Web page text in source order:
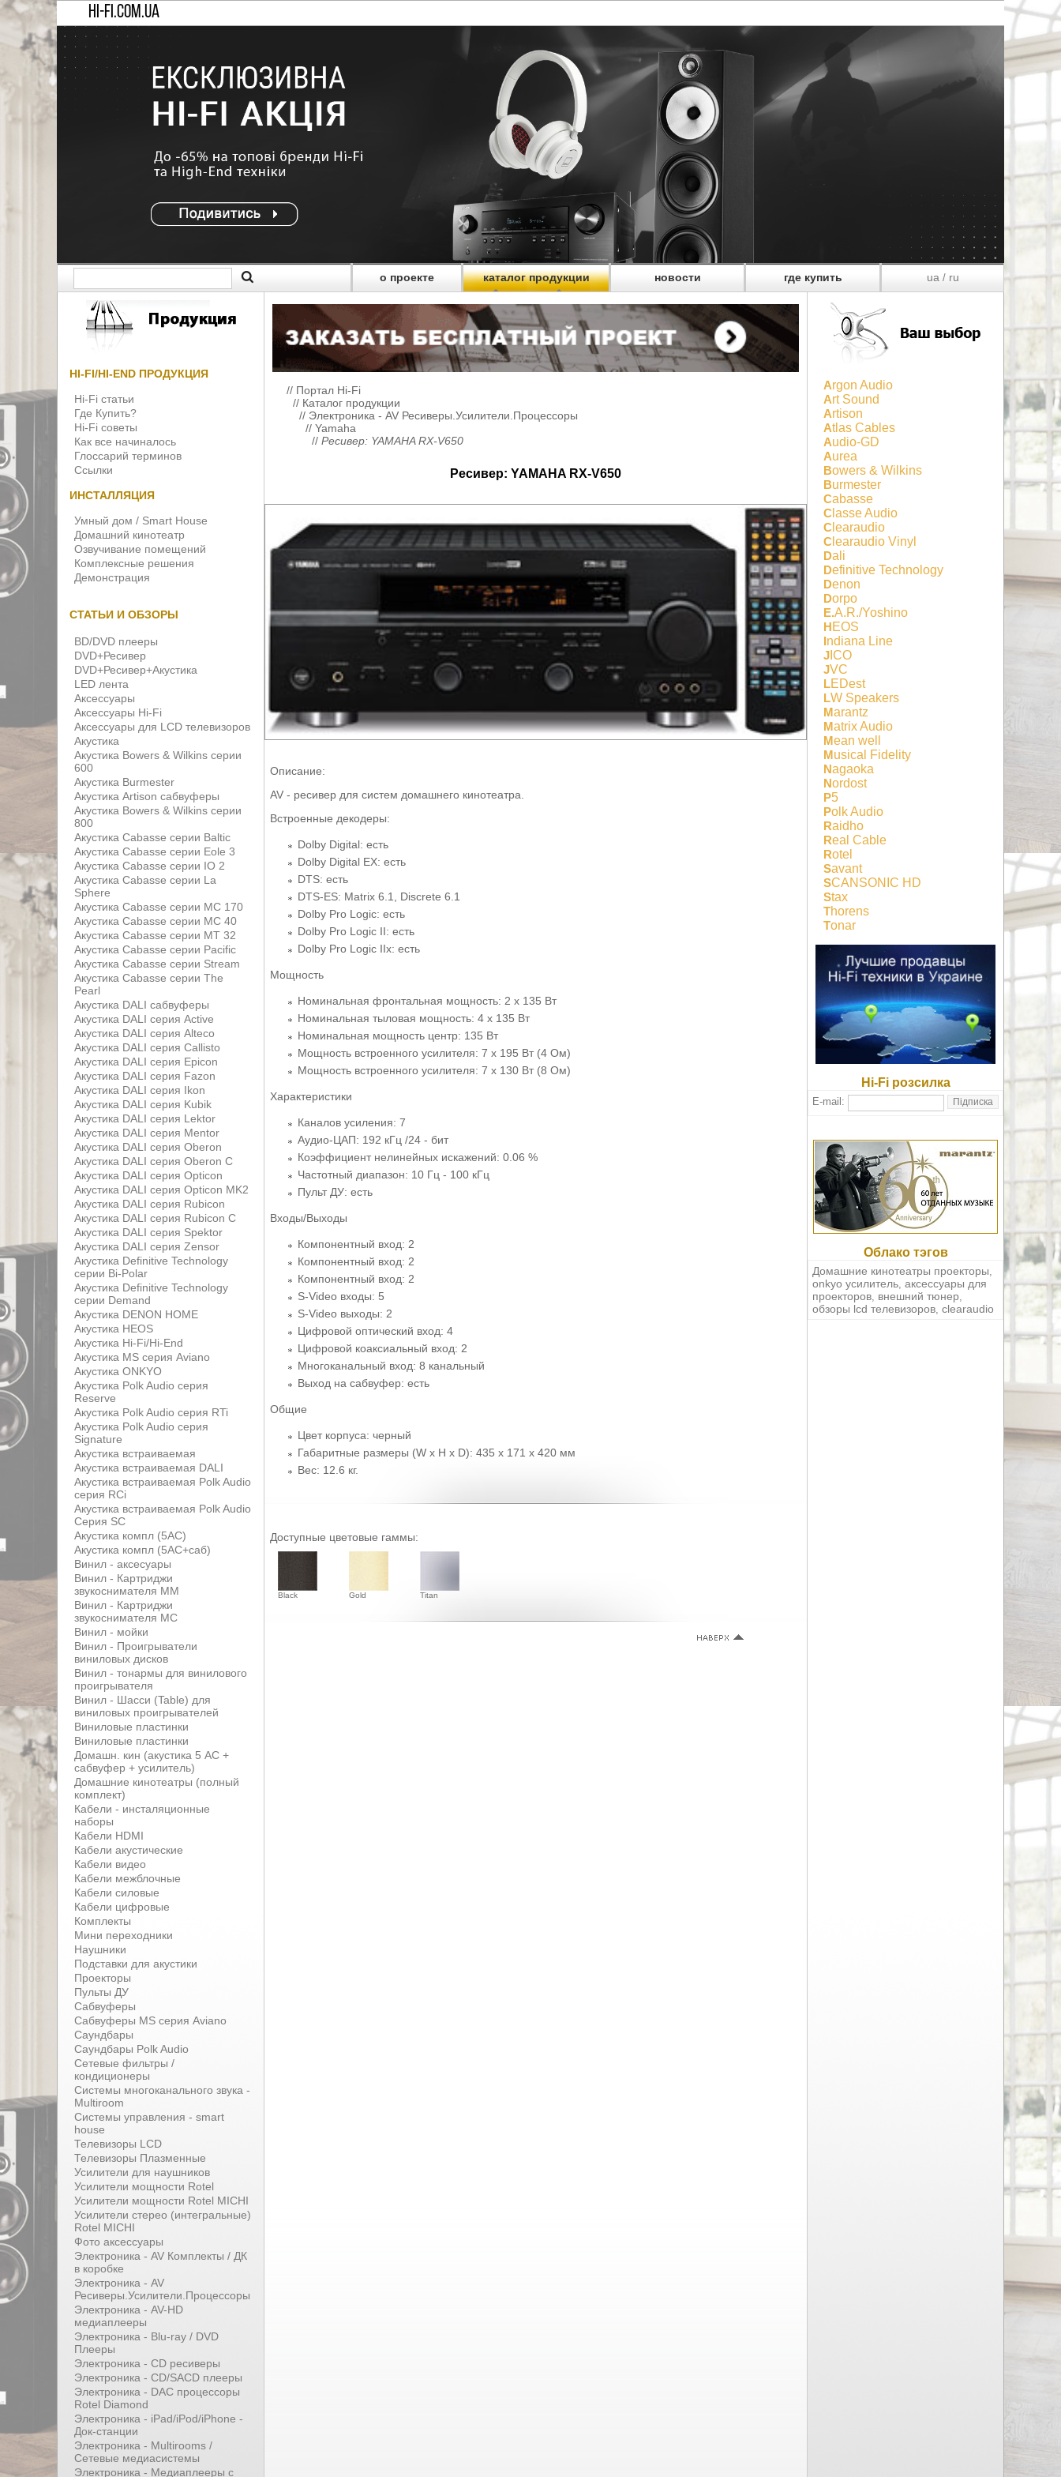
HI-FI.COM.UA
о проекте каталог продукции новости где купить ua/ ru
HI-FI/HI-END ПРОДУКЦИЯ
Hi-Fi статьи
Где Купить?
Hi-Fi советы
Как все начиналось
Глоссарий терминов
Ссылки
ИНСТАЛЛЯЦИЯ
Умный дом / Smart House
Домашний кинотеатр
Озвучивание помещений
Комплексные решения
Демонстрация
СТАТЬИ И ОБЗОРЫ
BD/DVD плееры
DVD+Ресивер
DVD+Ресивер+Акустика
LED лента
Аксессуары
Аксессуары Hi-Fi
Аксессуары для LCD телевизоров
Акустика
Акустика Bowers & Wilkins серии
600
Акустика Burmester
Акустика Artison сабвуферы
Акустика Bowers & Wilkins серии
800
Акустика Cabasse серии Baltic
Акустика Cabasse серии Eole 3
Акустика Cabasse серии IO 2
Акустика Cabasse серии La
Sphere
Акустика Cabasse серии MC 170
Акустика Cabasse серии MC 40
Акустика Cabasse серии MT 32
Акустика Cabasse серии Pacific
Акустика Cabasse серии Stream
Акустика Cabasse серии The
Pearl
Акустика DALI сабвуферы
Акустика DALI серия Active
Акустика DALI серия Alteco
Акустика DALI серия Callisto
Акустика DALI серия Epicon
Акустика DALI серия Fazon
Акустика DALI серия Ikon
Акустика DALI серия Kubik
Акустика DALI серия Lektor
Акустика DALI серия Mentor
Акустика DALI серия Oberon
Акустика DALI серия Oberon С
Акустика DALI серия Opticon
Акустика DALI серия Opticon MK2
Акустика DALI серия Rubicon
Акустика DALI серия Rubicon С
Акустика DALI серия Spektor
Акустика DALI серия Zensor
Акустика Definitive Technology
серии Bi-Polar
Акустика Definitive Technology
серии Demand
Акустика DENON HOME
Акустика HEOS
Акустика Hi-Fi/Hi-End
Акустика MS серия Aviano
Акустика ONKYO
Акустика Polk Audio серия
Reserve
Акустика Polk Audio серия RTi
Акустика Polk Audio серия
Signature
Акустика встраиваемая
Акустика встраиваемая DALI
Акустика встраиваемая Polk Audio
серия RCi
Акустика встраиваемая Polk Audio
Серия SC
Акустика компл (5АС)
Акустика компл (5АС+саб)
Винил - аксесуары
Винил - Картриджи
звукоснимателя MM
Винил - Картриджи
звукоснимателя MС
Винил - мойки
Винил - Проигрыватели
виниловых дисков
Винил - тонармы для винилового
проигрывателя
Винил - Шасси (Table) для
виниловых проигрывателей
Виниловые пластинки
Виниловые пластинки
Домашн. кин (акустика 5 АС +
сабвуфер + усилитель)
Домашние кинотеатры (полный
комплект)
Кабели - инсталяционные
наборы
Кабели HDMI
Кабели акустические
Кабели видео
Кабели межблочные
Кабели силовые
Кабели цифровые
Комплекты
Мини переходники
Наушники
Подставки для акустики
Проекторы
Пульты ДУ
Сабвуферы
Сабвуферы MS серия Aviano
Саундбары
Саундбары Polk Audio
Сетевые фильтры /
кондиционеры
Системы многоканального звука -
Multiroom
Системы управления - smart
house
Телевизоры LCD
Телевизоры Плазменные
Усилители для наушников
Усилители мощности Rotel
Усилители мощности Rotel MICHI
Усилители стерео (интегральные)
Rotel MICHI
Фото аксессуары
Электроника - AV Комплекты / ДК
в коробке
Электроника - AV
Ресиверы.Усилители.Процессоры
Электроника - AV-HD
медиаплееры
Электроника - Blu-ray / DVD
Плееры
Электроника - CD ресиверы
Электроника - CD/SACD плееры
Электроника - DAC процессоры
Rotel Diamond
Электроника - iPad/iPod/iPhone -
Док-станции
Электроника - Multirooms /
Сетевые медиасистемы
Электроника - Медиаплееры с
// Портал Hi-Fi
// Каталог продукции
// Электроника - AV Ресиверы.Усилители.Процессоры
// Yamaha
// Ресивер: YAMAHA RX-V650
Ресивер: YAMAHA RX-V650
Описание:
AV - ресивер для систем домашнего кинотеатра.
Встроенные декодеры:
Dolby Digital: есть
Dolby Digital EX: есть
DTS: есть
DTS-ES: Matrix 6.1, Discrete 6.1
Dolby Pro Logic: есть
Dolby Pro Logic II: есть
Dolby Pro Logic IIx: есть
Мощность
Номинальная фронтальная мощность: 2 х 135 Вт
Номинальная тыловая мощность: 4 х 135 Вт
Номинальная мощность центр: 135 Вт
Мощность встроенного усилителя: 7 х 195 Вт (4 Ом)
Мощность встроенного усилителя: 7 х 130 Вт (8 Ом)
Характеристики
Каналов усиления: 7
Аудио-ЦАП: 192 кГц /24 - бит
Коэффициент нелинейных искажений: 0.06 %
Частотный диапазон: 10 Гц - 100 кГц
Пульт ДУ: есть
Входы/Выходы
Компонентный вход: 2
Компонентный вход: 2
Компонентный вход: 2
S-Video входы: 5
S-Video выходы: 2
Цифровой оптический вход: 4
Цифровой коаксиальный вход: 2
Многоканальный вход: 8 канальный
Выход на сабвуфер: есть
Общие
Цвет корпуса: черный
Габаритные размеры (W x H x D): 435 х 171 x 420 мм
Вес: 12.6 кг.
Доступные цветовые гаммы:
Black Gold Titan
Argon Audio
Art Sound
Artison
Atlas Cables
Audio-GD
Aurea
Bowers & Wilkins
Burmester
Cabasse
Classe Audio
Clearaudio
Clearaudio Vinyl
Dali
Definitive Technology
Denon
Dorpo
E.A.R./Yoshino
HEOS
Indiana Line
JICO
JVC
LEDest
LW Speakers
Marantz
Matrix Audio
Mean well
Musical Fidelity
Nagaoka
Nordost
P5
Polk Audio
Raidho
Real Cable
Rotel
Savant
SCANSONIC HD
Stax
Thorens
Tonar
Hi-Fi розсилка
E-mail:
Облако тэгов
Домашние кинотеатры проекторы,
onkyo усилитель, аксессуары для
проекторов, внешний тюнер,
обзоры lcd телевизоров, clearaudio